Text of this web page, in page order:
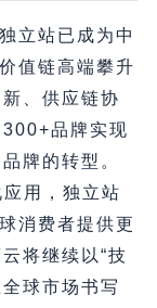
立站已成为中
值链高端攀升
、供应链协
品牌实现
牌的转型。
用，独立站
消费者提供更
将继续以“技
球市场书写